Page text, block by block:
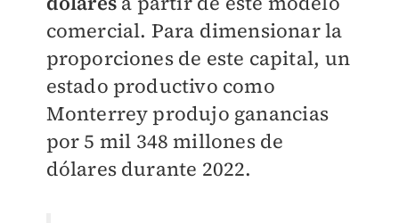
comercial. Para dimensionar la
proporciones de este capital, un
estado productivo como
Monterrey produjo ganancias
por 5 mil 348 millones de
dólares durante 2022.